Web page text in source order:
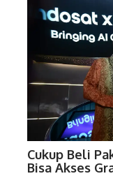
Cukup Beli
Bisa Akses